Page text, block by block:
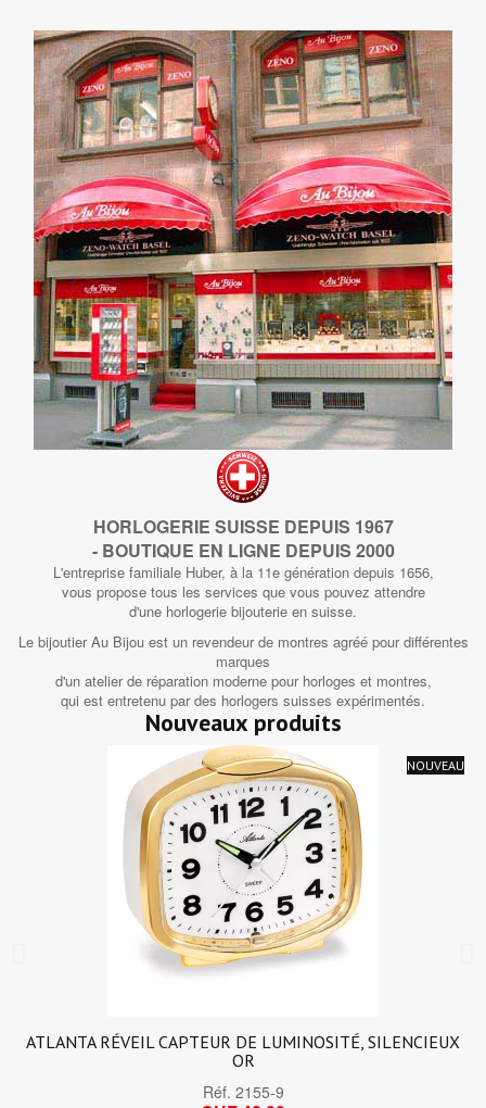
HORLOGERIE SUISSE DEPUIS 1967
- BOUTIQUE EN LIGNE DEPUIS 2000
L'entreprise familiale Huber, à la 11e génération depuis 1656,
vous propose tous les services que vous pouvez attendre
d'une horlogerie bijouterie en suisse.
Le bijoutier Au Bijou est un revendeur de montres agréé pour différentes
marques
d'un atelier de réparation moderne pour horloges et montres,
qui est entretenu par des horlogers suisses expérimentés.
Nouveaux produits
NOUVEAU
ATLANTA RÉVEIL CAPTEUR DE LUMINOSITÉ, SILENCIEUX
OR
Réf. 2155-9